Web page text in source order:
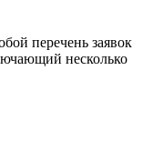
перечень заявок
несколько